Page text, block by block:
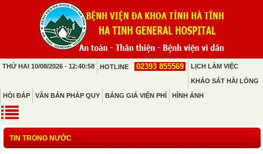
THỨ HAI 10/08/2026 - 12:40:58 HOTLINE 02393 855569 LỊCH LÀM VIỆC
KHẢO SÁT HÀI LÒNG
HỎI ĐÁP VĂN BẢN PHÁP QUY BẢNG GIÁ VIỆN PHÍ HÌNH ẢNH
TIN TRONG NƯỚC